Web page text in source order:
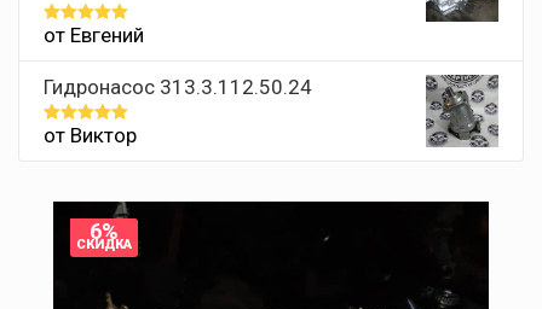
Оценка5
от Евгений
Гидронасос 313.3.112.50.24
Оценка5
от Виктор
6%
СКИДКА